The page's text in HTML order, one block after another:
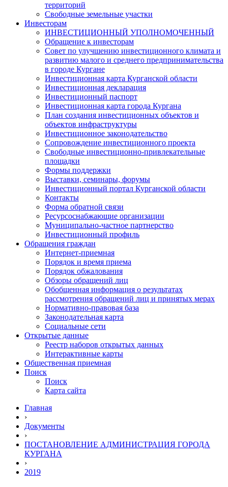
территорий
Свободные земельные участки
Инвесторам
ИНВЕСТИЦИОННЫЙ УПОЛНОМОЧЕННЫЙ
Обращение к инвесторам
Совет по улучшению инвестиционного климата и
развитию малого и среднего предпринимательства
в городе Кургане
Инвестиционная карта Курганской области
Инвестиционная декларация
Инвестиционный паспорт
Инвестиционная карта города Кургана
План создания инвестиционных объектов и
объектов инфраструктуры
Инвестиционное законодательство
Сопровождение инвестиционного проекта
Свободные инвестиционно-привлекательные
площадки
Формы поддержки
Выставки, семинары, форумы
Инвестиционный портал Курганской области
Контакты
Форма обратной связи
Ресурсоснабжающие организации
Муниципально-частное партнерство
Инвестиционный профиль
Обращения граждан
Интернет-приемная
Порядок и время приема
Порядок обжалования
Обзоры обращений лиц
Обобщенная информация о результатах
рассмотрения обращений лиц и принятых мерах
Нормативно-правовая база
Законодательная карта
Социальные сети
Открытые данные
Реестр наборов открытых данных
Интерактивные карты
Общественная приемная
Поиск
Поиск
Карта сайта
Главная
›
Документы
›
ПОСТАНОВЛЕНИЕ АДМИНИСТРАЦИЯ ГОРОДА
КУРГАНА
›
2019